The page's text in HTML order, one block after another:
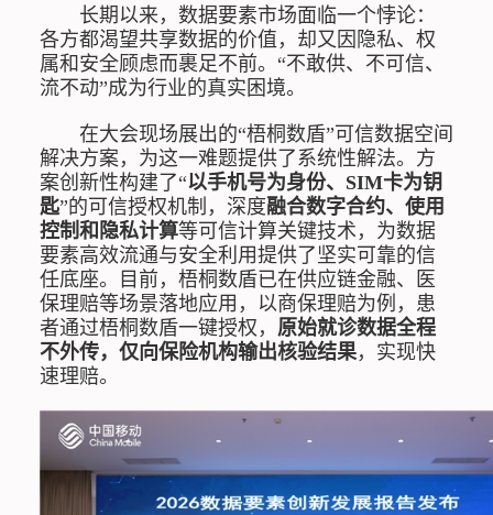
长期以来，数据要素市场面临一个悖论：
各方都渴望共享数据的价值，却又因隐私、权
属和安全顾虑而裹足不前。“不敢供、不可信、
流不动”成为行业的真实困境。
在大会现场展出的“梧桐数盾”可信数据空间
解决方案，为这一难题提供了系统性解法。方
案创新性构建了“以手机号为身份、SIM卡为钥
匙”的可信授权机制，深度融合数字合约、使用
控制和隐私计算等可信计算关键技术，为数据
要素高效流通与安全利用提供了坚实可靠的信
任底座。目前，梧桐数盾已在供应链金融、医
保理赔等场景落地应用，以商保理赔为例，患
者通过梧桐数盾一键授权， 原始就诊数据全程
不外传，仅向保险机构输出核验结果，实现快
速理赔。